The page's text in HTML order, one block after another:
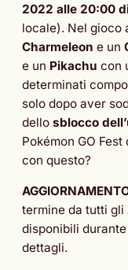
2022 alle 20:00
locale). Nel gioco
Charmeleon e un
e un Pikachu con
determinati
solo dopo aver
dello sblocco
Pokémon GO
con questo?
termine da tutti gli
disponibili
dettagli.